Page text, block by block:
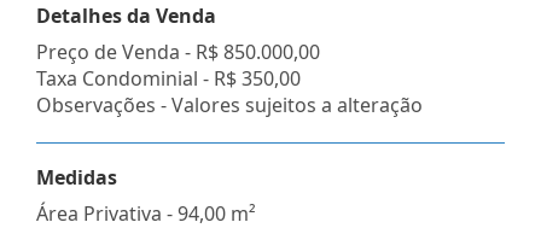
Detalhes da Venda
Preço de Venda - R$ 850.000,00
Taxa Condominial - R$ 350,00
Observações - Valores sujeitos a alteração
Medidas
Área Privativa - 94,00 m²